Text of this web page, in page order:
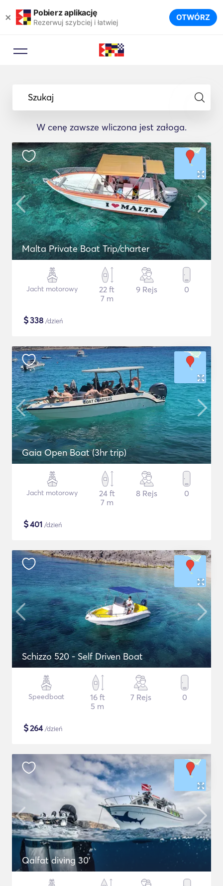
× Pobierz aplikację
Rezerwuj szybciej i łatwiej OTWÓRZ
Szukaj
W cenę zawsze wliczona jest załoga.
Malta Private Boat Trip/charter
Jacht motorowy
22 ft
7 m
9 Rejs 0
$338 /dzień
Gaia Open Boat (3hr trip)
Jacht motorowy
24 ft
7 m
8 Rejs 0
$401 /dzień
Schizzo 520 - Self Driven Boat
Speedboat
16 ft
5 m
7 Rejs 0
$264/dzień
Qalfat diving 30'